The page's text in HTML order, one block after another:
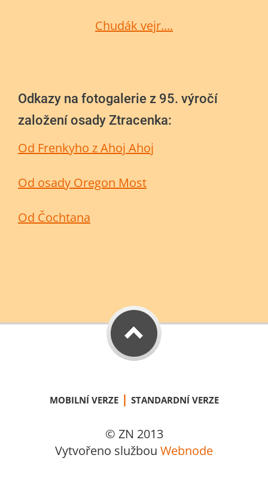
Chudák vejr....
Odkazy na fotogalerie z 95. výročí
založení osady Ztracenka:
Od Frenkyho z Ahoj Ahoj
Od osady Oregon Most
Od Čochtana
MOBILNÍ VERZE | STANDARDNÍ VERZE
© ZN 2013
Vytvořeno službou Webnode